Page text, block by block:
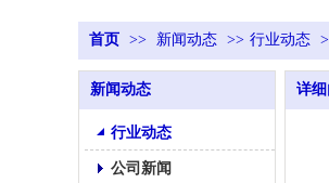
首页 >> 新闻动态 >> 行业动态
新闻动态
行业动态
公司新闻
详